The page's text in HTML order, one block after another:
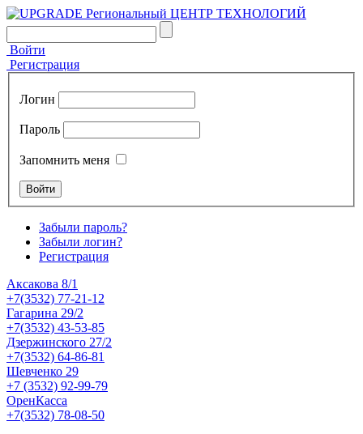
Войти
Регистрация
Логин
Пароль
Запомнить меня
Забыли пароль?
Забыли логин?
Регистрация
Аксакова 8/1
+7(3532) 77-21-12
Гагарина 29/2
+7(3532) 43-53-85
Дзержинского 27/2
+7(3532) 64-86-81
Шевченко 29
+7 (3532) 92-99-79
ОренКасса
+7(3532) 78-08-50